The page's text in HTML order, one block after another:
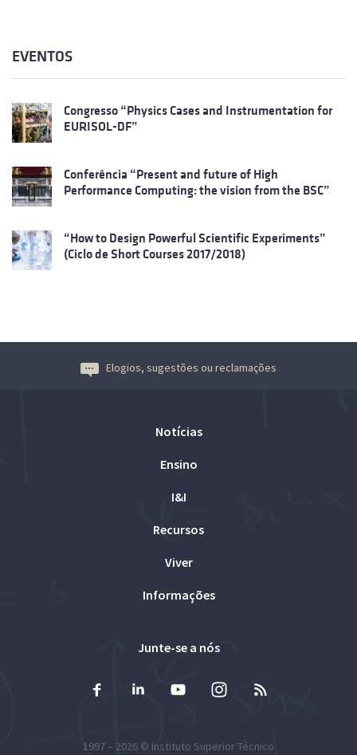
EVENTOS
Congresso “Physics Cases and Instrumentation for
EURISOL-DF”
Conferência “Present and future of High
Performance Computing: the vision from the BSC”
“How to Design Powerful Scientific Experiments”
(Ciclo de Short Courses 2017/2018)
Elogios, sugestões ou reclamações
Notícias
Ensino
I&I
Recursos
Viver
Informações
Junte-se a nós
1997 – 2026 © Instituto Superior Técnico